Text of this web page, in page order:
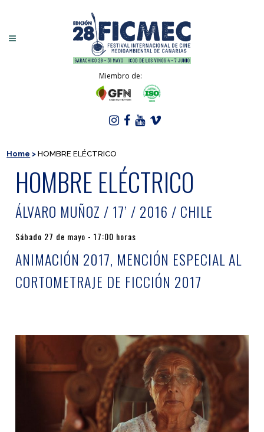
Miembro de:
Home >HOMBRE ELÉCTRICO
HOMBRE ELÉCTRICO
ÁLVARO MUÑOZ / 17’ / 2016 / CHILE
Sábado 27 de mayo - 17:00 horas
ANIMACIÓN 2017, MENCIÓN ESPECIAL AL
CORTOMETRAJE DE FICCIÓN 2017